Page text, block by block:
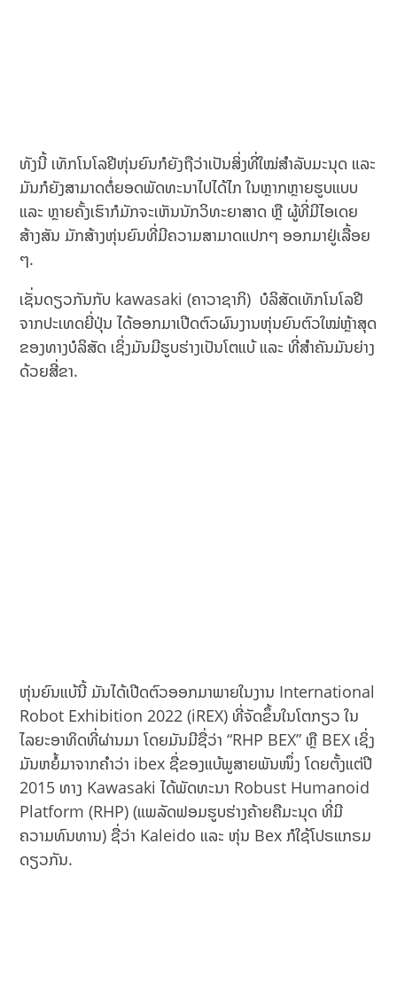
ທັງນີ້ ເທັກໂນໂລຢີຫຸ່ນຍົນກໍຍັງຖືວ່າເປັນສິ່ງທີ່ໃໝ່ສຳລັບມະນຸດ ແລະ
ມັນກໍຍັງສາມາດຕໍ່ຍອດພັດທະນາໄປໄດ້ໄກ ໃນຫຼາກຫຼາຍຮູບແບບ
ແລະ ຫຼາຍຄັ້ງເຮົາກໍມັກຈະເຫັນນັກວິທະຍາສາດ ຫຼື ຜູ້ທີ່ມີໄອເດຍ
ສ້າງສັນ ມັກສ້າງຫຸ່ນຍົນທີ່ມີຄວາມສາມາດແປກໆ ອອກມາຢູ່ເລື້ອຍ
ໆ.
ເຊັ່ນດຽວກັນກັບ kawasaki (ຄາວາຊາກິ) ບໍລິສັດເທັກໂນໂລຢີ
ຈາກປະເທດຍີ່ປຸ່ນ ໄດ້ອອກມາເປີດຕົວຜົນງານຫຸ່ນຍົນຕົວໃໝ່ຫຼ້າສຸດ
ຂອງທາງບໍລິສັດ ເຊິ່ງມັນມີຮູບຮ່າງເປັນໂຕແບ້ ແລະ ທີ່ສຳຄັນມັນຍ່າງ
ດ້ວຍສີ່ຂາ.
ຫຸ່ນຍົນແບ້ນີ້ ມັນໄດ້ເປີດຕົວອອກມາພາຍໃນງານ International
Robot Exhibition 2022 (iREX) ທີ່ຈັດຂຶ້ນໃນໂຕກຽວ ໃນ
ໄລຍະອາທິດທີ່ຜ່ານມາ ໂດຍມັນມີຊື່ວ່າ “RHP BEX” ຫຼື BEX ເຊິ່ງ
ມັນຫຍໍ້ມາຈາກຄຳວ່າ ibex ຊື່ຂອງແບ້ພູສາຍພັນໜຶ່ງ ໂດຍຕັ້ງແຕ່ປີ
2015 ທາງ Kawasaki ໄດ້ພັດທະນາ Robust Humanoid
Platform (RHP) (ແພລັດຟອມຮູບຮ່າງຄ້າຍຄືມະນຸດ ທີ່ມີ
ຄວາມທົນທານ) ຊື່ວ່າ Kaleido ແລະ ຫຸ່ນ Bex ກໍໃຊ້ໂປຣແກຣມ
ດຽວກັນ.